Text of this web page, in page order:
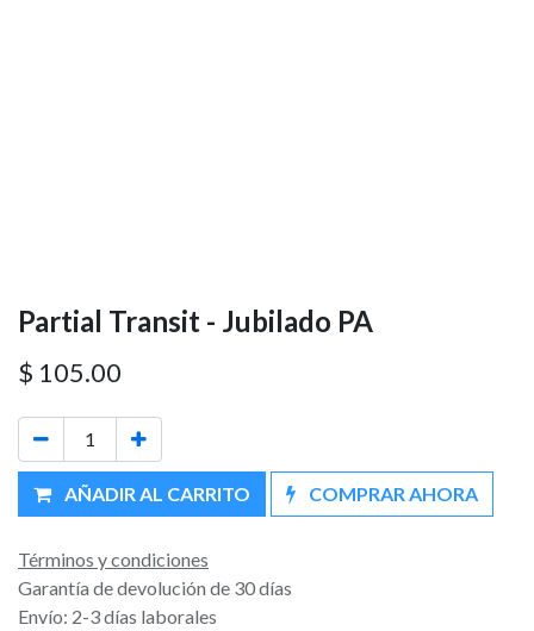
Partial Transit - Jubilado PA
$ 105.00
AÑADIR AL CARRITO COMPRAR AHORA
Términos y condiciones
Garantía de devolución de 30 días
Envío: 2-3 días laborales